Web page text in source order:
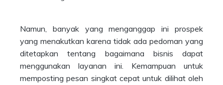
Namun, banyak yang menganggap ini prospek
yang menakutkan karena tidak ada pedoman yang
ditetapkan tentang bagaimana bisnis dapat
menggunakan layanan ini. Kemampuan untuk
memposting pesan singkat cepat untuk dilihat oleh